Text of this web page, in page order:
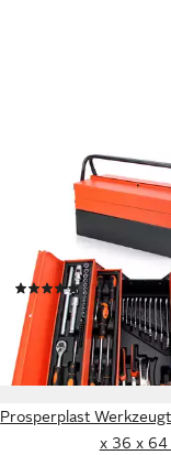
WALTER STAHL
Werkzeugset 85-tlg.
Werkzeugkoffer,
(Set, 85-tlg., 85-tlg
1/2"&1/4"
(1)
79,99 € UVP299,00 €
-73%
lieferbar - in 4-5
Prosperplast
x 36 x 64